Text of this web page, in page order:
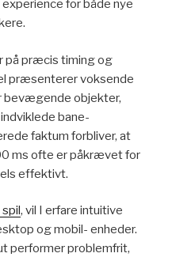
for både nye
på præcis timing og
præsenterer voksende
bevægende objekter,
bane-
faktum forbliver, at
ms ofte er påkrævet for
effektivt.
, vil I erfare intuitive
og mobil- enheder.
performer problemfrit,